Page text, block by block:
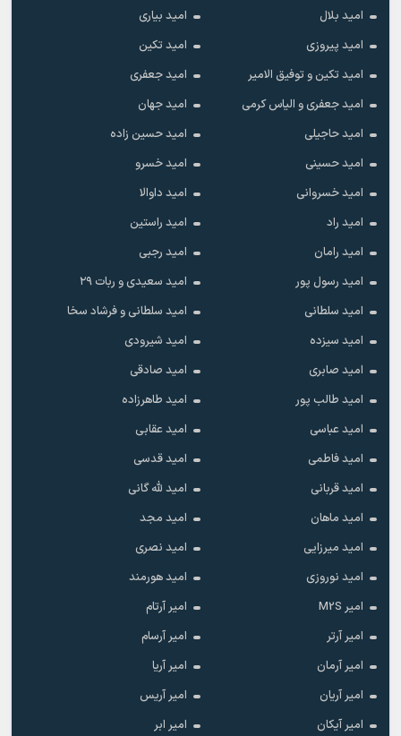
امید بلال
امید بیاری
امید پیروزی
امید تکین
امید تکین و توفیق الامیر
امید جعفری
امید جعفری و الیاس کرمی
امید جهان
امید حاجیلی
امید حسین زاده
امید حسینی
امید خسرو
امید خسروانی
امید داوالا
امید راد
امید راستین
امید رامان
امید رجبی
امید رسول پور
امید سعیدی و ربات ۲۹
امید سلطانی
امید سلطانی و فرشاد سخا
امید سیزده
امید شیرودی
امید صابری
امید صادقی
امید طالب پور
امید طاهرزاده
امید عباسی
امید عقابی
امید فاطمی
امید قدسی
امید قربانی
امید لله گانی
امید ماهان
امید مجد
امید میرزایی
امید نصری
امید نوروزی
امید هورمند
امیر M2S
امیر آرتام
امیر آرتر
امیر آرسام
امیر آرمان
امیر آریا
امیر آریان
امیر آریس
امیر آیکان
امیر ابر